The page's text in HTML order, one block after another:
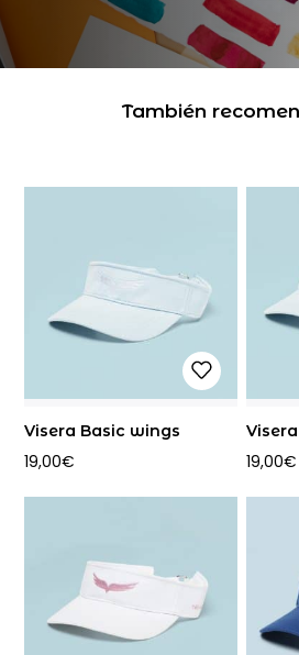
También
Visera Basic wings
19,00€ 19,00€